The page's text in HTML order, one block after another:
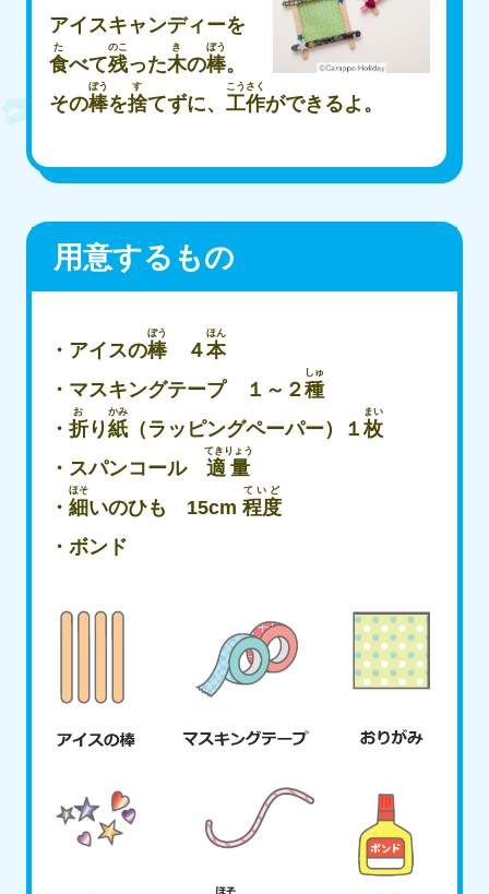
アイスキャンディーを
食
た
べて残
のこ
った木
き
の棒
ぼう
。
その棒
ぼう
を捨
す
てずに、 工作
こうさく
ができるよ。​
用意するもの
・アイスの棒
ぼう
４本
ほん
・マスキングテープ １～２種
しゅ
・ 折
お
り紙
かみ
（ラッピングペーパー）１枚
まい
・スパンコール 適量
てきりょう
・ 細
ほそ
いのひも 15cm 程度
ていど
・ボンド